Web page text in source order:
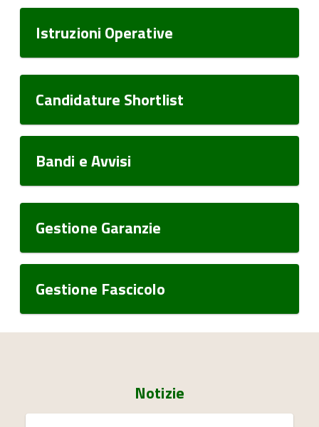
Istruzioni Operative
Candidature Shortlist
Bandi e Avvisi
Gestione Garanzie
Gestione Fascicolo
Notizie